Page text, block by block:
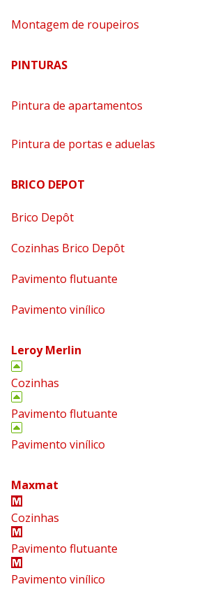
Montagem de roupeiros
PINTURAS
Pintura de apartamentos
Pintura de portas e aduelas
BRICO DEPOT
Brico Depôt
Cozinhas Brico Depôt
Pavimento flutuante
Pavimento vinílico
Leroy Merlin
Cozinhas
Pavimento flutuante
Pavimento vinílico
Maxmat
Cozinhas
Pavimento flutuante
Pavimento vinílico